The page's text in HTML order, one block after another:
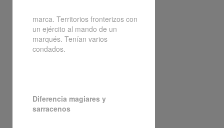
marca. Territorios fronterizos con
un ejército al mando de un
marqués. Tenían varios
condados.
Diferencia magiares y
sarracenos